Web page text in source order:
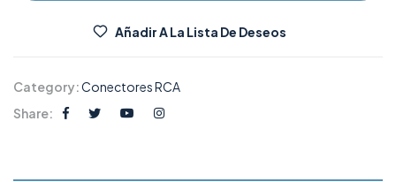
Añadir A La Lista De Deseos
Category:Conectores RCA
Share: